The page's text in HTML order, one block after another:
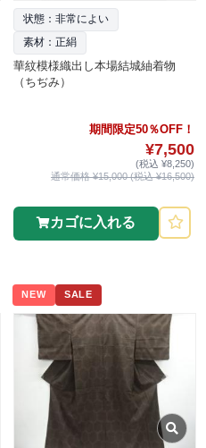
状態：非常によい
素材：正絹
華紋模様織出し本場結城紬着物
（ちぢみ）
期間限定50％OFF！
¥7,500
(税込 ¥8,250)
通常価格 ¥15,000 (税込 ¥16,500)
カゴに入れる
NEW SALE